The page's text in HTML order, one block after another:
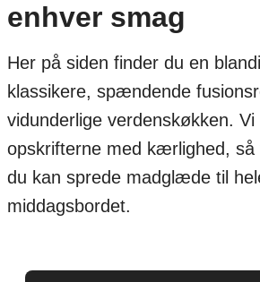
enhver smag
Her på siden finder du en
klassikere, spændende
vidunderlige verdenskøkken.
opskrifterne med kærlighed, så
du kan sprede madglæde til
middagsbordet.